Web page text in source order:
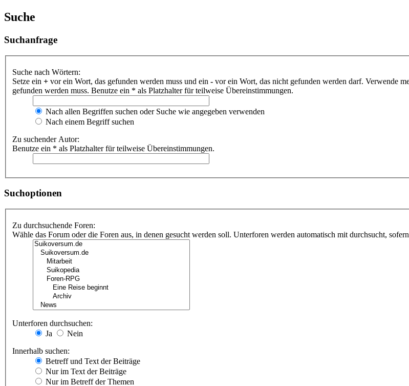
Suche
Suchanfrage
Suche nach Wörtern:
Setze ein + vor ein Wort, das gefunden werden muss und ein - vor ein Wort, das nicht gefunden werden darf. Verwende
gefunden werden muss. Benutze ein * als Platzhalter für teilweise Übereinstimmungen.
Nach allen Begriffen suchen oder Suche wie angegeben verwenden
Nach einem Begriff suchen
Zu suchender Autor:
Benutze ein * als Platzhalter für teilweise Übereinstimmungen.
Suchoptionen
Zu durchsuchende Foren:
Wähle das Forum oder die Foren aus, in denen gesucht werden soll. Unterforen werden automatisch mit durchsucht,
Unterforen durchsuchen:
Ja
Nein
Innerhalb suchen:
Betreff und Text der Beiträge
Nur im Text der Beiträge
Nur im Betreff der Themen